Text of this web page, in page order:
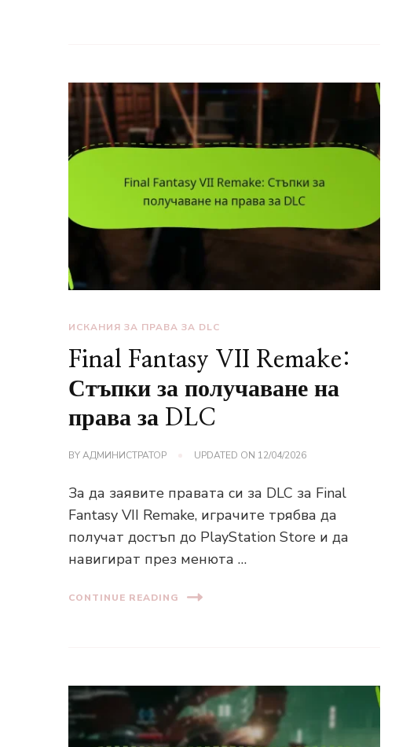
ИСКАНИЯ ЗА ПРАВА ЗА DLC
Final Fantasy VII Remake:
Стъпки за получаване на
права за DLC
BYАДМИНИСТРАТОР UPDATED ON 12/04/2026
За да заявите правата си за DLC за Final
Fantasy VII Remake, играчите трябва да
получат достъп до PlayStation Store и да
навигират през менюта …
CONTINUE READING